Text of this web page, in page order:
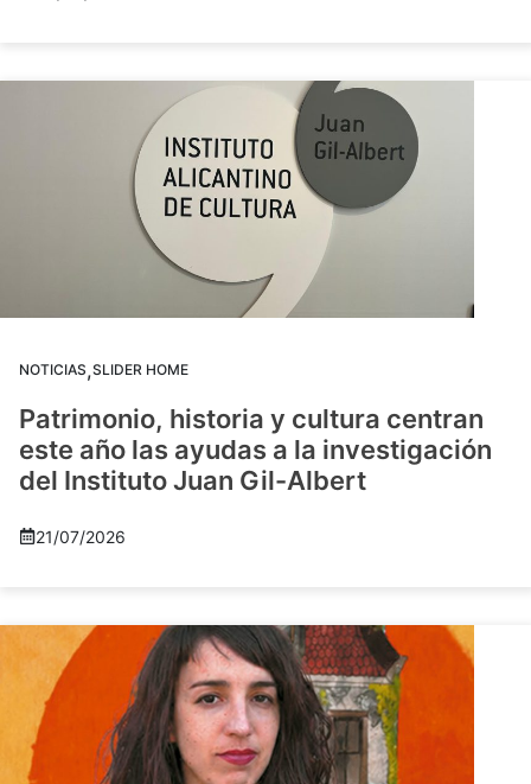
NOTICIAS,SLIDER HOME
Patrimonio, historia y cultura centran
este año las ayudas a la investigación
del Instituto Juan Gil-Albert
21/07/2026